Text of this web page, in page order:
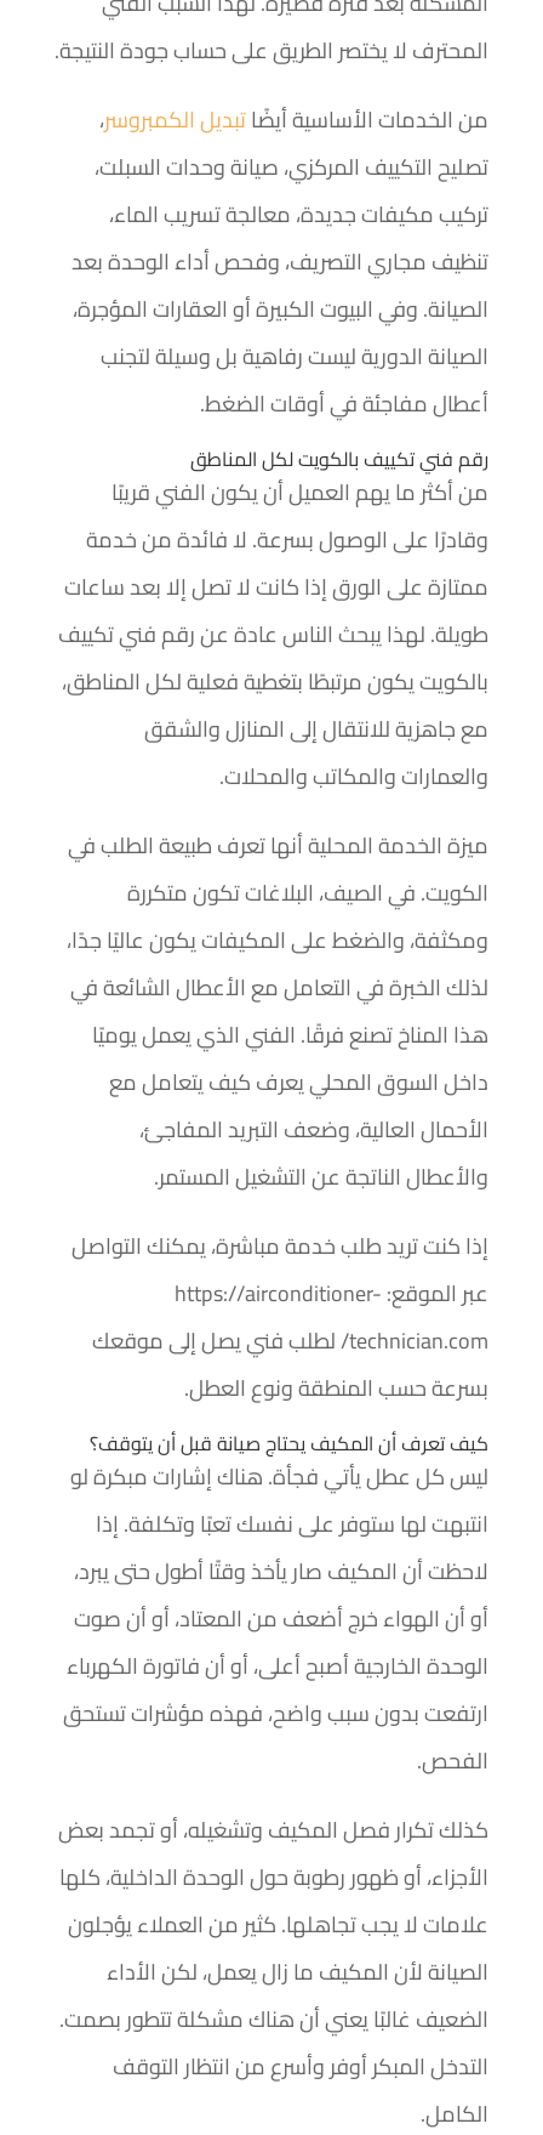
المحترف لا يختصر الطريق على حساب جودة النتيجة.
من الخدمات الأساسية أيضًاتبديل الكمبروسر،
تصليح التكييف المركزي، صيانة وحدات السبلت،
تركيب مكيفات جديدة، معالجة تسريب الماء،
تنظيف مجاري التصريف، وفحص أداء الوحدة بعد
الصيانة. وفي البيوت الكبيرة أو العقارات المؤجرة،
الصيانة الدورية ليست رفاهية بل وسيلة لتجنب
أعطال مفاجئة في أوقات الضغط.
رقم فني تكييف بالكويت لكل المناطق
من أكثر ما يهم العميل أن يكون الفني قريبًا
وقادرًا على الوصول بسرعة. لا فائدة من خدمة
ممتازة على الورق إذا كانت لا تصل إلا بعد ساعات
طويلة. لهذا يبحث الناس عادة عن رقم فني تكييف
بالكويت يكون مرتبطًا بتغطية فعلية لكل المناطق،
مع جاهزية للانتقال إلى المنازل والشقق
والعمارات والمكاتب والمحلات.
ميزة الخدمة المحلية أنها تعرف طبيعة الطلب في
الكويت. في الصيف، البلاغات تكون متكررة
ومكثفة، والضغط على المكيفات يكون عاليًا جدًا،
لذلك الخبرة في التعامل مع الأعطال الشائعة في
هذا المناخ تصنع فرقًا. الفني الذي يعمل يوميًا
داخل السوق المحلي يعرف كيف يتعامل مع
الأحمال العالية، وضعف التبريد المفاجئ،
والأعطال الناتجة عن التشغيل المستمر.
إذا كنت تريد طلب خدمة مباشرة، يمكنك التواصل
عبر الموقع: https://airconditioner-
technician.com/ لطلب فني يصل إلى موقعك
بسرعة حسب المنطقة ونوع العطل.
كيف تعرف أن المكيف يحتاج صيانة قبل أن يتوقف؟
ليس كل عطل يأتي فجأة. هناك إشارات مبكرة لو
انتبهت لها ستوفر على نفسك تعبًا وتكلفة. إذا
لاحظت أن المكيف صار يأخذ وقتًا أطول حتى يبرد،
أو أن الهواء خرج أضعف من المعتاد، أو أن صوت
الوحدة الخارجية أصبح أعلى، أو أن فاتورة الكهرباء
ارتفعت بدون سبب واضح، فهذه مؤشرات تستحق
الفحص.
كذلك تكرار فصل المكيف وتشغيله، أو تجمد بعض
الأجزاء، أو ظهور رطوبة حول الوحدة الداخلية، كلها
علامات لا يجب تجاهلها. كثير من العملاء يؤجلون
الصيانة لأن المكيف ما زال يعمل، لكن الأداء
الضعيف غالبًا يعني أن هناك مشكلة تتطور بصمت.
التدخل المبكر أوفر وأسرع من انتظار التوقف
الكامل.